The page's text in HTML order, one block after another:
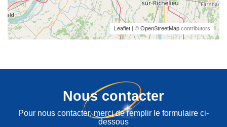
Leaflet | © OpenStreetMap contributors
Nous contacter
Pour nous contacter, merci de remplir le formulaire ci-
dessous